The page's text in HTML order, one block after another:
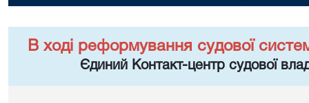
В ході реформування судової
Єдиний Контакт-центр судової